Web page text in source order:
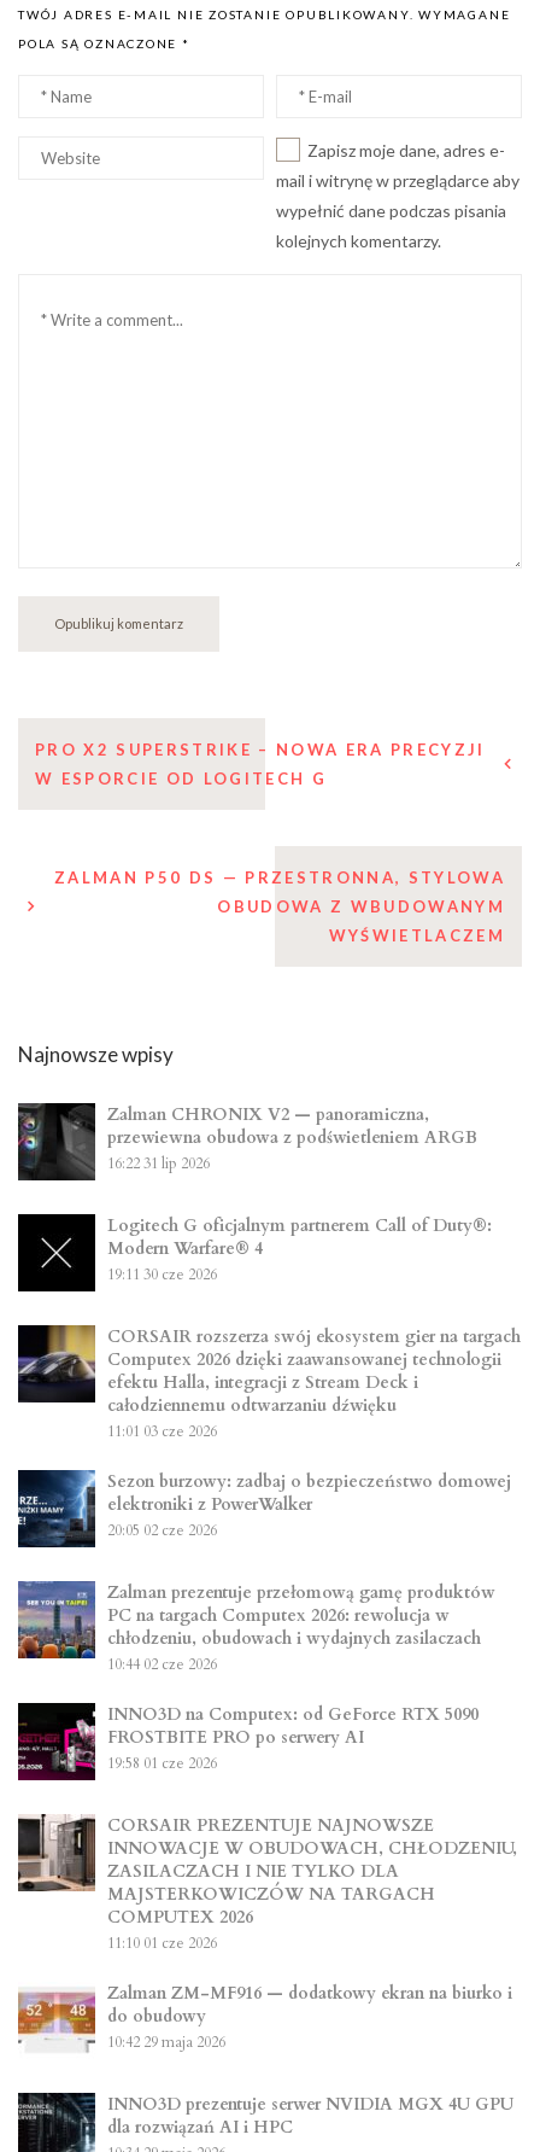
TWÓJ ADRES E-MAIL NIE ZOSTANIE OPUBLIKOWANY.
WYMAGANE
POLA SĄ OZNACZONE *
Nazwa
Email
Witryna
Zapisz moje dane, adres e-
mail i witrynę w przeglądarce aby
wypełnić dane podczas pisania
kolejnych komentarzy.
Nawigacja
wpisu
PRO X2 SUPERSTRIKE – NOWA ERA PRECYZJI
W ESPORCIE OD LOGITECH G
ZALMAN P50 DS — PRZESTRONNA, STYLOWA
OBUDOWA Z WBUDOWANYM
WYŚWIETLACZEM
Najnowsze wpisy
Zalman CHRONIX V2 — panoramiczna,
przewiewna obudowa z podświetleniem ARGB
16:2231 lip 2026
Logitech G oficjalnym partnerem Call of Duty®:
Modern Warfare® 4
19:11 30 cze 2026
CORSAIR rozszerza swój ekosystem gier na targach
Computex 2026 dzięki zaawansowanej technologii
efektu Halla, integracji z Stream Deck i
całodziennemu odtwarzaniu dźwięku
11:01 03 cze 2026
Sezon burzowy: zadbaj o bezpieczeństwo domowej
elektroniki z PowerWalker
20:05 02 cze 2026
Zalman prezentuje przełomową gamę produktów
PC na targach Computex 2026: rewolucja w
chłodzeniu, obudowach i wydajnych zasilaczach
10:44 02 cze 2026
INNO3D na Computex: od GeForce RTX 5090
FROSTBITE PRO po serwery AI
19:58 01 cze 2026
CORSAIR PREZENTUJE NAJNOWSZE
INNOWACJE W OBUDOWACH, CHŁODZENIU,
ZASILACZACH I NIE TYLKO DLA
MAJSTERKOWICZÓW NA TARGACH
COMPUTEX 2026
11:10 01 cze 2026
Zalman ZM-MF916 — dodatkowy ekran na biurko i
do obudowy
10:42 29 maja 2026
INNO3D prezentuje serwer NVIDIA MGX 4U GPU
dla rozwiązań AI i HPC